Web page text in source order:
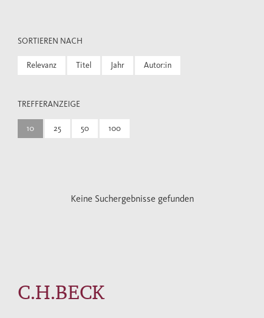
SORTIEREN NACH
Relevanz Titel Jahr Autor:in
TREFFERANZEIGE
10 25 50 100
Keine Suchergebnisse gefunden
C.H.BECK